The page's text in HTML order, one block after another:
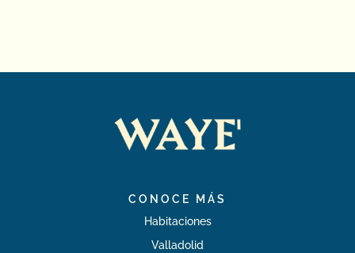
CONOCE MÁS
Habitaciones
Valladolid